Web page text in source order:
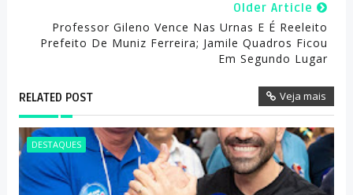
Older Article
Professor Gileno Vence Nas Urnas E É Reeleito
Prefeito De Muniz Ferreira; Jamile Quadros Ficou
Em Segundo Lugar
RELATED POST Veja mais
DESTAQUES